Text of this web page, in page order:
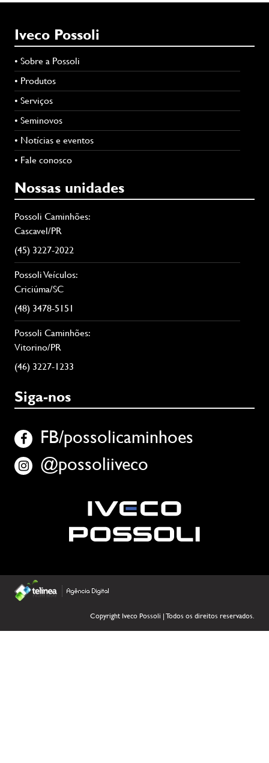
Iveco Possoli
• Sobre a Possoli
• Produtos
• Serviços
• Seminovos
• Notícias e eventos
• Fale conosco
Nossas unidades
Possoli Caminhões:
Cascavel/PR
(45) 3227-2022
Possoli Veículos:
Criciúma/SC
(48) 3478-5151
Possoli Caminhões:
Vitorino/PR
(46) 3227-1233
Siga-nos
FB/possolicaminhoes
@possoliiveco
Copyright Iveco Possoli | Todos os direitos reservados.